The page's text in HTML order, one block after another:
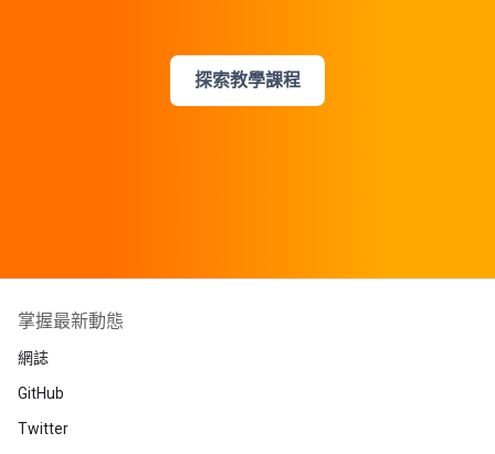
探索教學課程
掌握最新動態
網誌
GitHub
Twitter